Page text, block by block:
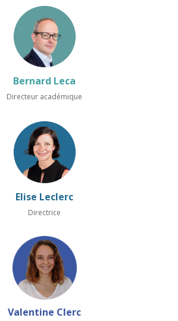
Bernard Leca
Directeur académique
Elise Leclerc
Directrice
Valentine Clerc